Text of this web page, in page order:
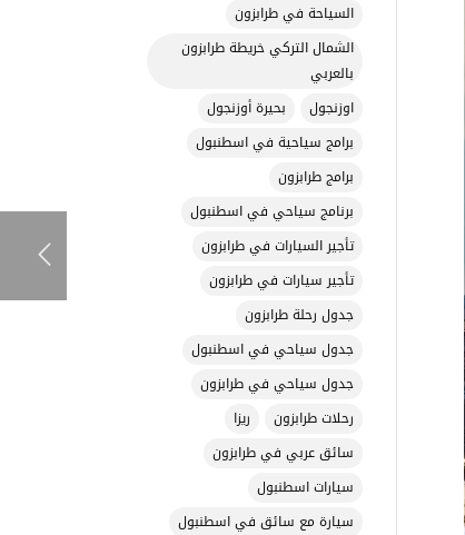
السياحة في طرابزون
الشمال التركي خريطة طرابزون
بالعربي
اوزنجول
بحيرة أوزنجول
برامج سياحية في اسطنبول
برامج طرابزون
برنامج سياحي في اسطنبول
تأجير السيارات في طرابزون
تأجير سيارات في طرابزون
جدول رحلة طرابزون
جدول سياحي في اسطنبول
جدول سياحي في طرابزون
رحلات طرابزون
ريزا
سائق عربي في طرابزون
سيارات اسطنبول
سيارة مع سائق في اسطنبول